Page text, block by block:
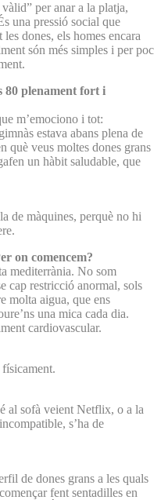
per anar a la platja,
una pressió social que
dones, els homes encara
són més simples i per poc
80 plenament fort i
m’emociono i tot:
estava abans plena de
què veus moltes dones grans
un hàbit saludable, que
de màquines, perquè no hi
on comencem?
mediterrània. No som
cap restricció anormal, sols
molta aigua, que ens
una mica cada dia.
cardiovascular.
al sofà veient Netflix, o a la
s’ha de
de dones grans a les quals
fent sentadilles en